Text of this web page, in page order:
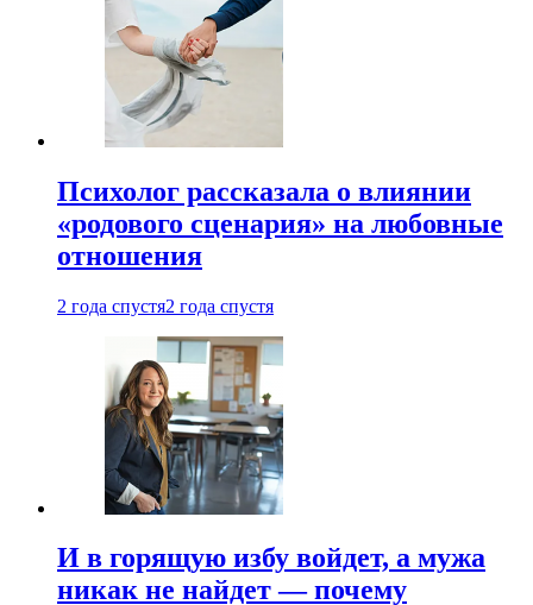
Психолог рассказала о влиянии
«родового сценария» на любовные
отношения
2 года спустя2 года спустя
И в горящую избу войдет, а мужа
никак не найдет — почему